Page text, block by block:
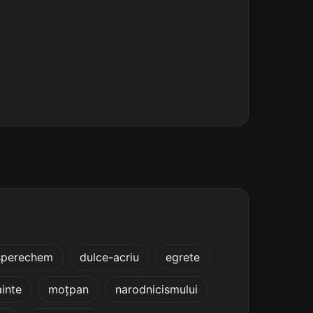
dulce-acriu egrete
moțpan narodnicismului